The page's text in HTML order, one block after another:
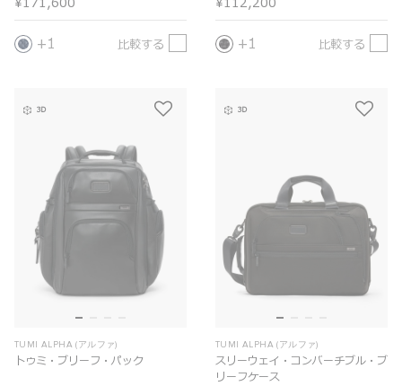
1 比較する 1 比較する
3D
TUMI ALPHA (アルファ)
トゥミ・ブリーフ・パック
3D
TUMI ALPHA (アルファ)
スリーウェイ・コンバーチブル・ブ
リーフケース